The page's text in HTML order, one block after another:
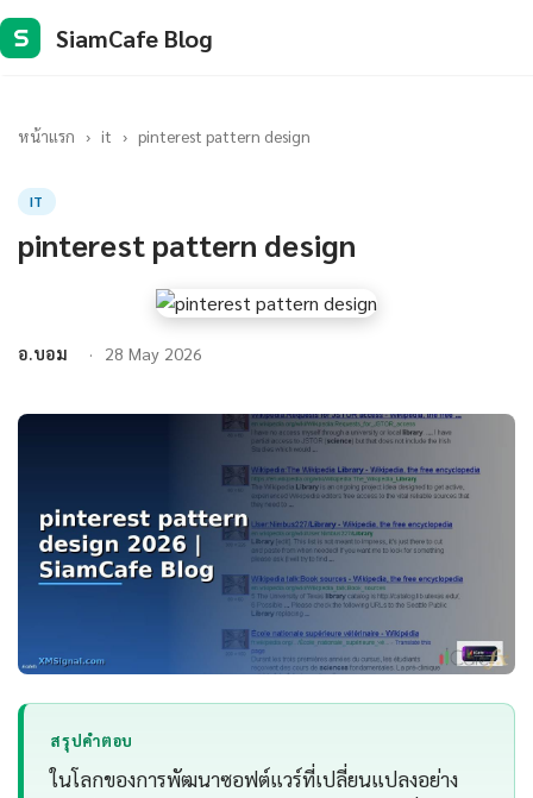
S SiamCafe Blog
หน้าแรก › it › pinterest pattern design
IT
pinterest pattern design
อ.บอม 28 May 2026
สรุปคำตอบ
ในโลกของการพัฒนาซอฟต์แวร์ที่เปลี่ยนแปลงอย่าง